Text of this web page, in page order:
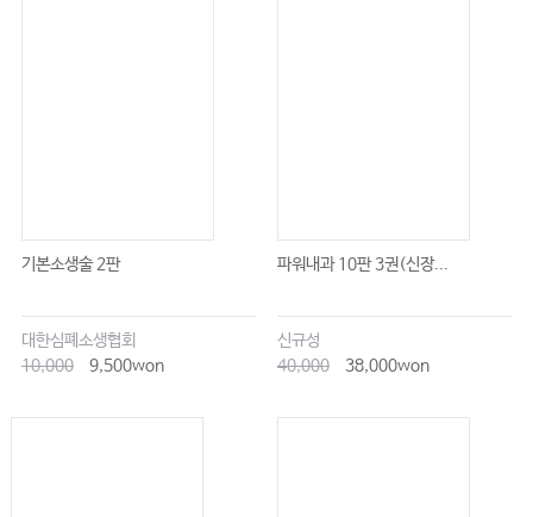
Chapter 77 역학과 병인
Chapter 78 임상증상, 검사소견과 진단
기본소생술 2판
대한심폐소생협회
10,000
9,500won
파워내과 10판 3권(신장...
신규성
40,000
38,000won